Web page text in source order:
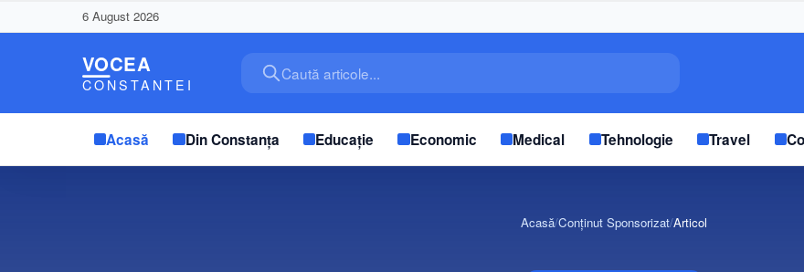
6 August 2026
Caută articole...
Acasă Din Constanța Educație Economic Medical Tehnologie Travel
Acasă/Conținut Sponsorizat/Articol